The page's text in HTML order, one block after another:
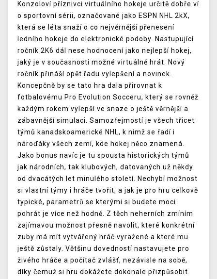
Konzoloví příznivci virtuálního hokeje určitě dobře ví
o sportovní sérii, označované jako ESPN NHL 2kX,
která se léta snaží o co nejvěrnější přenesení
ledního hokeje do elektronické podoby. Nastupující
ročník 2K6 dál nese hodnocení jako nejlepší hokej,
jaký je v současnosti možné virtuálně hrát. Nový
ročník přináší opět řadu vylepšení a novinek.
Koncepčně by se tato hra dala přirovnat k
fotbalovému Pro Evolution Socceru, který se rovněž
každým rokem vylepší ve snaze o ještě věrnější a
zábavnější simulaci. Samozřejmostí je všech třicet
týmů kanadskoamerické NHL, k nimž se řadí i
nároďáky všech zemí, kde hokej něco znamená.
Jako bonus navíc je tu spousta historických týmů
jak národních, tak klubových, datovaných už někdy
od dvacátých let minulého století. Nechybí možnost
si vlastní týmy i hráče tvořit, a jak je pro hru celkově
typické, parametrů se kterými si budete moci
pohrát je více než hodně. Z těch neherních zmíním
zajímavou možnost přesně navolit, které konkrétní
zuby má mít vytvářený hráč vyražené a které mu
ještě zůstaly. Většinu dovedností nastavujete pro
živého hráče a počítač zvlášť, nezávisle na sobě,
díky čemuž si hru dokážete dokonale přizpůsobit